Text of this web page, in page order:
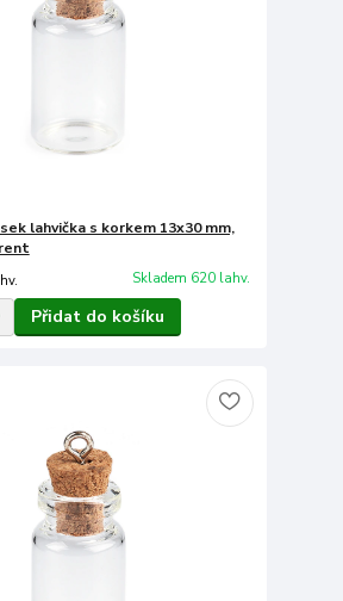
lahvička s korkem 13x30 mm,
Skladem 620 lahv.
Přidat do košíku